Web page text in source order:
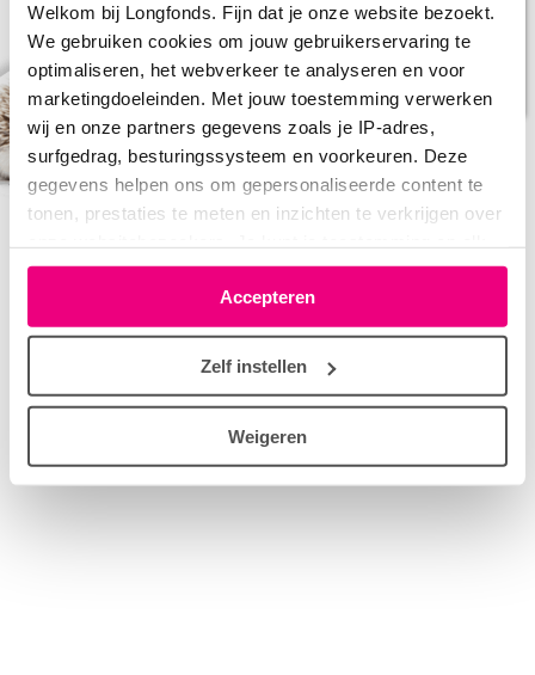
Welkom bij Longfonds. Fijn dat je onze website bezoekt.
We gebruiken cookies om jouw gebruikerservaring te
optimaliseren, het webverkeer te analyseren en voor
marketingdoeleinden. Met jouw toestemming verwerken
wij en onze partners gegevens zoals je IP-adres,
surfgedrag, besturingssysteem en voorkeuren. Deze
gegevens helpen ons om gepersonaliseerde content te
tonen, prestaties te meten en inzichten te verkrijgen over
moment wijzigen of intrekken via het cookie-icoontje
linksonder elke pagina. De lijst met partners is te vinden
in het tabblad “details”.
Accepteren
Zelf instellen
Weigeren
astma. Test je kennis met 'n quiz of bekijk de filmpjes.
START